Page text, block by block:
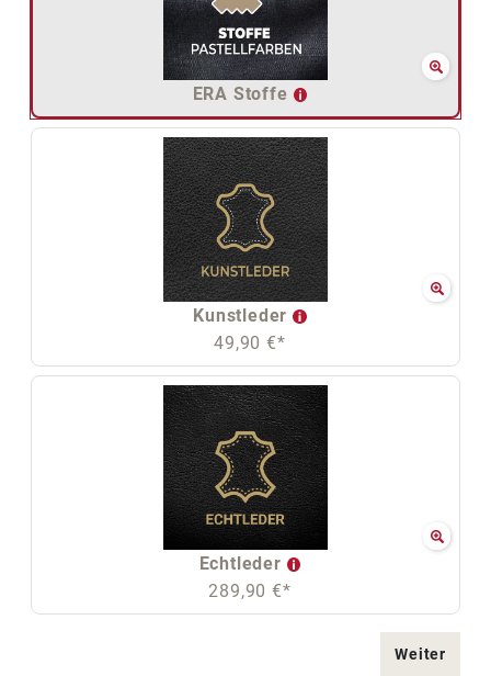
ERA Stoffe
Kunstleder
49,90 €*
Echtleder
289,90 €*
Weiter